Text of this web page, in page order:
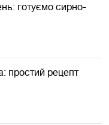
готуємо сирно-
простий рецепт